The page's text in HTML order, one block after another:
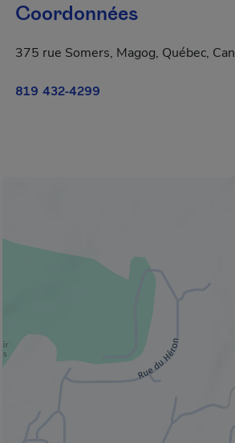
Coordonnées
375 rue Somers, Magog, Québec,
819 432-4299